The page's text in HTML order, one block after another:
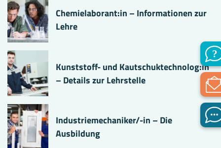
Chemielaborant:in – Informationen zur
Lehre
Kunststoff- und Kautschuktechnolog:in
– Details zur Lehrstelle
Industriemechaniker/-in – Die
Ausbildung